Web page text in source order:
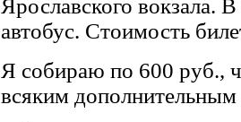
Ярославского вокзала.
автобус. Стоимость
Я собираю по 600 руб.,
всяким